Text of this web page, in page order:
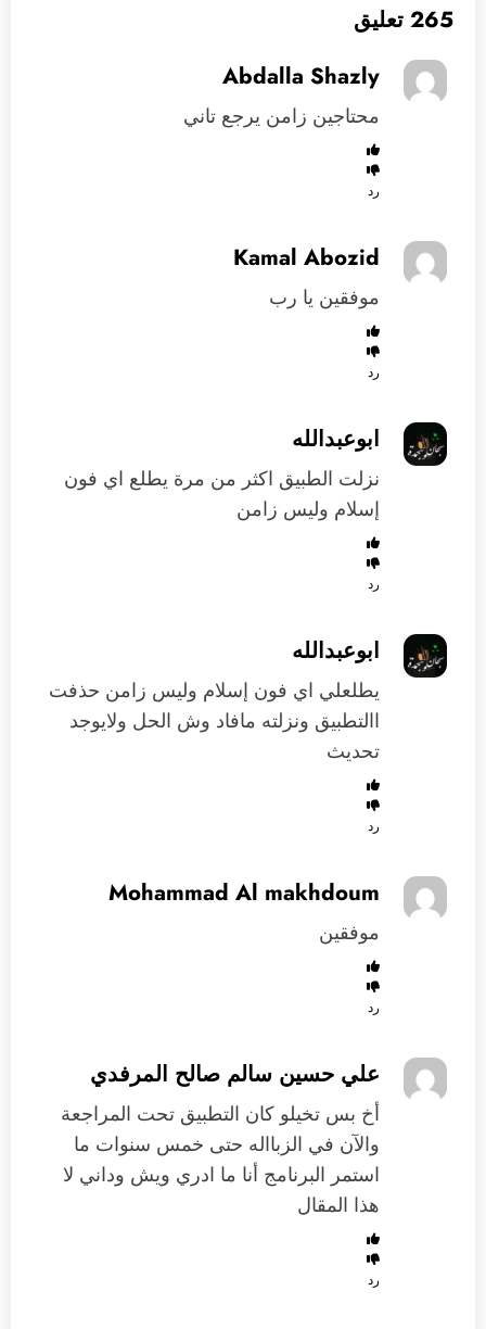
265 تعليق
Abdalla Shazly
محتاجين زامن يرجع تاني
رد
Kamal Abozid
موفقين يا رب
رد
ابوعبدالله
نزلت الطبيق اكثر من مرة يطلع اي فون
إسلام وليس زامن
رد
ابوعبدالله
يطلعلي اي فون إسلام وليس زامن حذفت
االتطبيق ونزلته مافاد وش الحل ولايوجد
تحديث
رد
Mohammad Al makhdoum
موفقين
رد
علي حسين سالم صالح المرفدي
‏أخ بس تخيلو كان التطبيق تحت المراجعة
والآن في الزبااله حتى خمس ‏سنوات ما
استمر البرنامج أنا ما ادري ويش وداني لا
هذا المقال
رد